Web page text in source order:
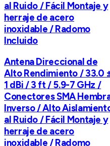
al Ruido / Fácil Montaje y
herraje de acero
inoxidable / Radomo
Incluido
Antena Direccional de
Alto Rendimiento / 33.0
1 dBi / 3 ft / 5.9-7 GHz /
Conectores SMA
Inverso / Alto
al Ruido / Fácil Montaje y
herraje de acero
inoxidable / Radomo